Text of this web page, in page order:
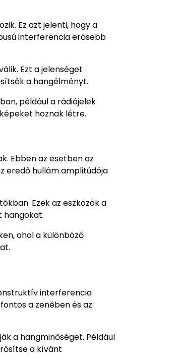
Ez azt jelenti, hogy a
interferencia erősebb
Ezt a jelenséget
a hangélményt.
például a rádiójelek
hoznak létre.
Ebben az esetben az
eredő hullám amplitúdója
Ezek az eszközök a
hangokat.
ahol a különböző
interferencia
a zenében és az
a hangminőséget. Például
a kívánt